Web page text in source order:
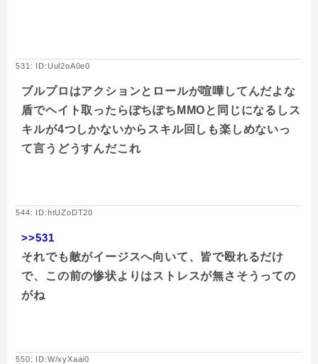
531: ID:Uul2oA0e0
ブルプロはアクションとロールが喧嘩してんだよな
盾でヘイト取ったらぽちぽちMMOと同じになるしス
キルが4つしかないからスキル回しも楽しめないっ
て言うどうすんだこれ
544: ID:htUZoDT20
>>531
それでも敵がイージスへ向いて、皆で殴れるだけ
で、この前の惨状よりはストレスが無さそうっての
がね
550: ID:W/xyXaai0